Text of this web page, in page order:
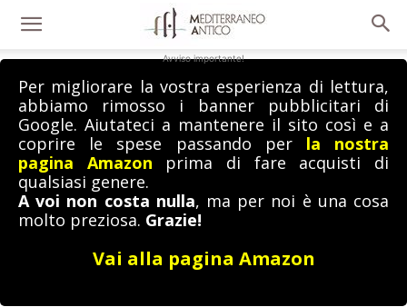
Avviso importante!
Per migliorare la vostra esperienza di lettura,
abbiamo rimosso i banner pubblicitari di
Google. Aiutateci a mantenere il sito così e a
coprire le spese passando per la nostra
pagina Amazon prima di fare acquisti di
qualsiasi genere.
A voi non costa nulla, ma per noi è una cosa
molto preziosa. Grazie!
Vai alla pagina Amazon